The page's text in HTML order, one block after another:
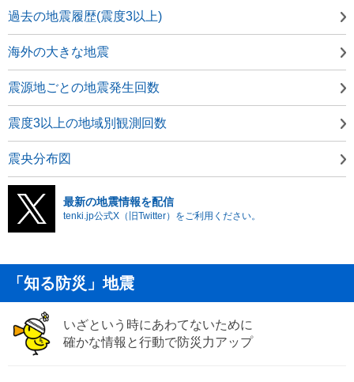
過去の地震履歴(震度3以上)
海外の大きな地震
震源地ごとの地震発生回数
震度3以上の地域別観測回数
震央分布図
最新の地震情報を配信
tenki.jp公式X（旧Twitter）をご利用ください。
「知る防災」地震
いざという時にあわてないために
確かな情報と行動で防災力アップ